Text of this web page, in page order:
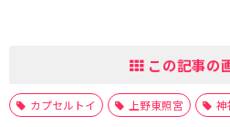
この記事の
カプセルトイ 上野東照宮 神